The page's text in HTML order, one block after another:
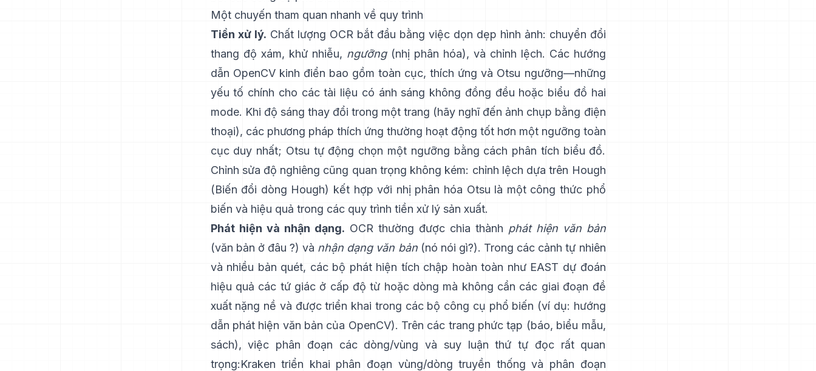
Một chuyến tham quan nhanh về quy trình
Tiền xử lý. Chất lượng OCR bắt đầu bằng việc dọn dẹp hình ảnh: chuyển đổi
thang độ xám, khử nhiễu, ngưỡng(nhị phân hóa), và chỉnh lệch. Các hướng
dẫn OpenCV kinh điển bao gồm toàn cục, thích ứng và Otsu ngưỡng—những
yếu tố chính cho các tài liệu có ánh sáng không đồng đều hoặc biểu đồ hai
mode. Khi độ sáng thay đổi trong một trang (hãy nghĩ đến ảnh chụp bằng điện
thoại), các phương pháp thích ứng thường hoạt động tốt hơn một ngưỡng toàn
cục duy nhất; Otsu tự động chọn một ngưỡng bằng cách phân tích biểu đồ.
Chỉnh sửa độ nghiêng cũng quan trọng không kém: chỉnh lệch dựa trên Hough
(Biến đổi dòng Hough) kết hợp với nhị phân hóa Otsu là một công thức phổ
biến và hiệu quả trong các quy trình tiền xử lý sản xuất.
Phát hiện và nhận dạng. OCR thường được chia thành phát hiện văn bản
(văn bản ở đâu ?) và nhận dạng văn bản(nó nói gì?). Trong các cảnh tự nhiên
và nhiều bản quét, các bộ phát hiện tích chập hoàn toàn như EAST dự đoán
hiệu quả các tứ giác ở cấp độ từ hoặc dòng mà không cần các giai đoạn đề
xuất nặng nề và được triển khai trong các bộ công cụ phổ biến (ví dụ: hướng
dẫn phát hiện văn bản của OpenCV). Trên các trang phức tạp (báo, biểu mẫu,
sách), việc phân đoạn các dòng/vùng và suy luận thứ tự đọc rất quan
trọng:Kraken triển khai phân đoạn vùng/dòng truyền thống và phân đoạn